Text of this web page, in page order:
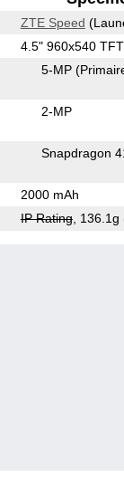
ZTE Speed
4.5" 960x540
5-MP
2-MP
Snapdragon
2000 mAh
IP Rating, 136.1g